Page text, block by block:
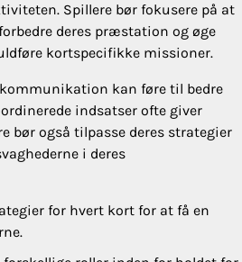
Spillere bør fokusere på at
deres præstation og øge
kortspecifikke missioner.
kan føre til bedre
indsatser ofte giver
bør også tilpasse deres strategier
i deres
for hvert kort for at få en